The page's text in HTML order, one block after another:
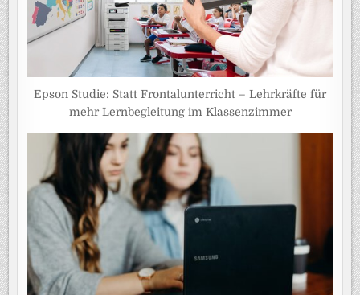
Epson Studie: Statt Frontalunterricht – Lehrkräfte für
mehr Lernbegleitung im Klassenzimmer